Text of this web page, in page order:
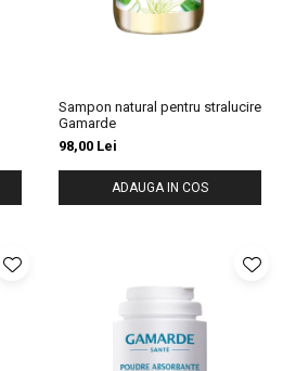
Sampon natural pentru stralucire
Gamarde
98,00 Lei
ADAUGA IN COS